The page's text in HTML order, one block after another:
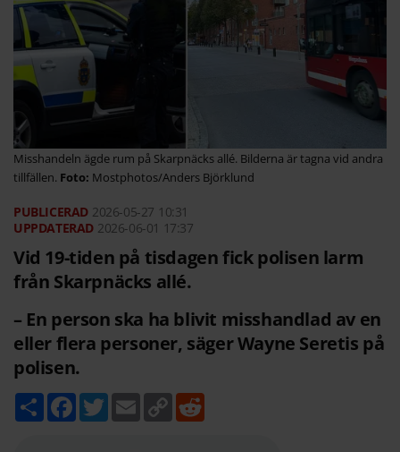
Misshandeln ägde rum på Skarpnäcks allé. Bilderna är tagna vid andra
tillfällen.
Mostphotos/Anders Björklund
2026-05-27 10:31
2026-06-01 17:37
Vid 19-tiden på tisdagen fick polisen larm
från Skarpnäcks allé.
– En person ska ha blivit misshandlad av en
eller flera personer, säger Wayne Seretis på
polisen.
D
e
F T
w
E
m
C
o